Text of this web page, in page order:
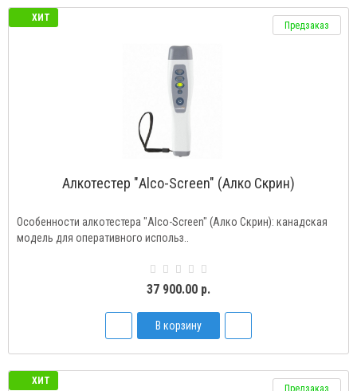
ХИТ
Предзаказ
Алкотестер "Alco-Screen" (Алко Скрин)
Особенности алкотестера "Alco-Screen" (Алко Скрин): канадская
модель для оперативного использ..
37 900.00 р.
В корзину
ХИТ
Предзаказ